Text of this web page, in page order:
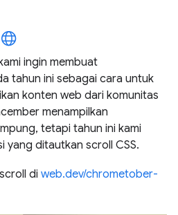
ingin membuat
tahun ini sebagai cara untuk
konten web dari komunitas
menampilkan
tetapi tahun ini kami
yang ditautkan scroll CSS.
di web.dev/chrometober-